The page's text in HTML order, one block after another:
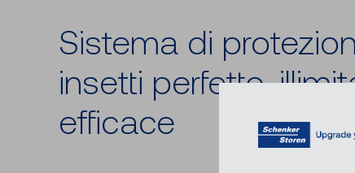
Sistema di
insetti perfetto,
efficace